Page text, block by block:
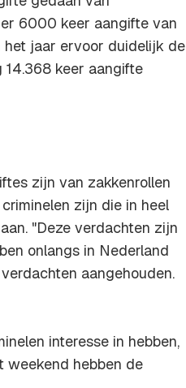
6000 keer aangifte van
het jaar ervoor duidelijk de
14.368 keer aangifte
zijn van zakkenrollen
zijn die in heel
"Deze verdachten zijn
onlangs in Nederland
aangehouden.
interesse in hebben,
weekend hebben de